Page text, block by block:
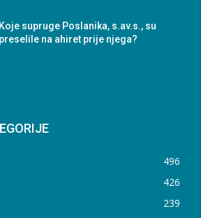
Koje supruge Poslanika, s.av.s., su
preselile na ahiret prije njega?
496
426
239